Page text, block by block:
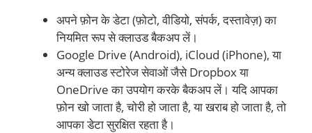
अपने फ़ोन के डेटा (फ़ोटो, वीडियो, संपर्क, दस्तावेज़) का
नियमित रूप से क्लाउड बैकअप लें।
Google Drive (Android), iCloud (iPhone), या
अन्य क्लाउड स्टोरेज सेवाओं जैसे Dropbox या
OneDrive का उपयोग करके बैकअप लें। यदि आपका
फ़ोन खो जाता है, चोरी हो जाता है, या खराब हो जाता है, तो
आपका डेटा सुरक्षित रहता है।